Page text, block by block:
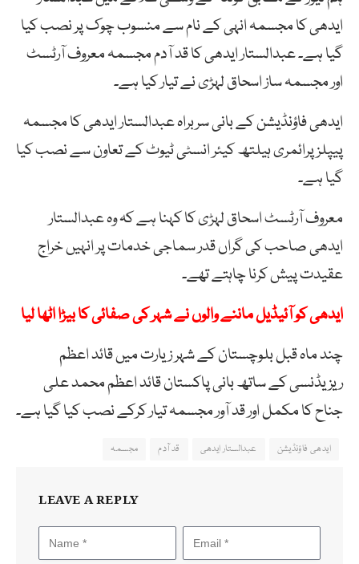
ایدھی کا مجسمہ انہی کے نام سے منسوب چوک پر نصب کیا
گیا ہے۔ عبدالستار ایدھی کا قد آدم مجسمہ معروف آرٹسٹ
اور مجسمہ ساز اسحاق لہڑی نے تیار کیا ہے۔
ایدھی فاؤنڈیشن کے بانی سربراہ عبدالستار ایدھی کا مجسمہ
پیپلز پرائمری ہیلتھ کیئر انسٹی ٹیوٹ کے تعاون سے نصب کیا
گیا ہے۔
معروف آرٹسٹ اسحاق لہڑی کا کہنا ہے کہ وہ عبدالستار
ایدھی صاحب کی گراں قدر سماجی خدمات پر انہیں خراج
عقیدت پیش کرنا چاہتے تھے۔
ایدھی کو آئیڈیل ماننے والوں نے شہر کی صفائی کا بیڑا اٹھا لیا
چند ماہ قبل بلوچستان کے شہر زیارت میں قائد اعظم
ریزیڈنسی کے ساتھ بانی پاکستان قائد اعظم محمد علی
جناح کا مکمل اور قد آور مجسمہ تیار کرکے نصب کیا گیا ہے۔
ایدھی فاؤنڈیشن عبدالستار ایدھی قد آدم مجسمہ
LEAVE A REPLY